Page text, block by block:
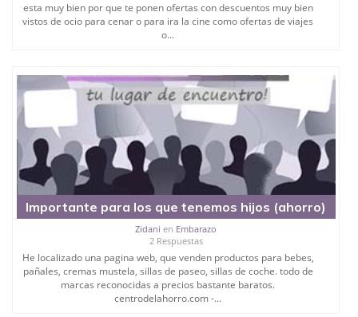
esta muy bien por que te ponen ofertas con descuentos muy bien
vistos de ocio para cenar o para ira la cine como ofertas de viajes
o...
Importante para los que tenemos hijos (ahorro)
Zidani en Embarazo
2 Respuestas
He localizado una pagina web, que venden productos para bebes,
pañales, cremas mustela, sillas de paseo, sillas de coche. todo de
marcas reconocidas a precios bastante baratos.
centrodelahorro.com -...